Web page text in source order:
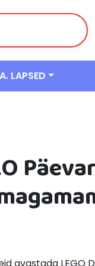
LAPSED